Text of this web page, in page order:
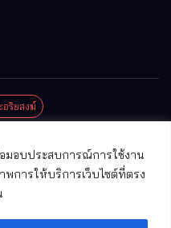
มอบประสบการณ์การใช้งาน
การให้บริการเว็บไซต์ที่ตรง
อริยสงฆ์